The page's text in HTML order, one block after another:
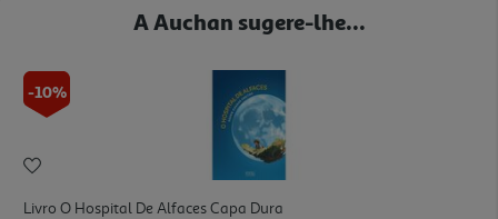
A Auchan sugere-lhe...
-10%
Livro O Hospital De Alfaces Capa Dura